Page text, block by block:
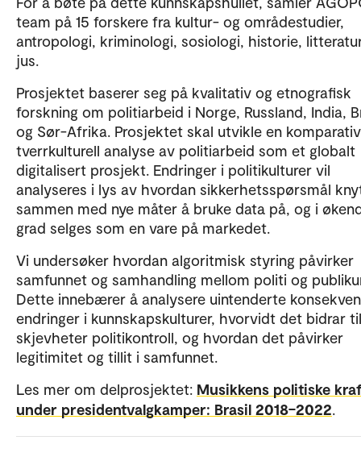
team på 15 forskere fra kultur- og områdestudier,
antropologi, kriminologi, sosiologi, historie,
jus.
Prosjektet baserer seg på kvalitativ og etnografisk
forskning om politiarbeid i Norge, Russland, India,
og Sør-Afrika. Prosjektet skal utvikle en komparativ
tverrkulturell analyse av politiarbeid som et globalt
digitalisert prosjekt. Endringer i politikulturer vil
analyseres i lys av hvordan sikkerhetsspørsmål
sammen med nye måter å bruke data på, og i
grad selges som en vare på markedet.
Vi undersøker hvordan algoritmisk styring påvirker
samfunnet og samhandling mellom politi og
Dette innebærer å analysere uintenderte
endringer i kunnskapskulturer, hvorvidt det bidrar til
skjevheter politikontroll, og hvordan det påvirker
legitimitet og tillit i samfunnet.
Les mer om delprosjektet: Musikkens politiske
under presidentvalgkamper: Brasil 2018–2022